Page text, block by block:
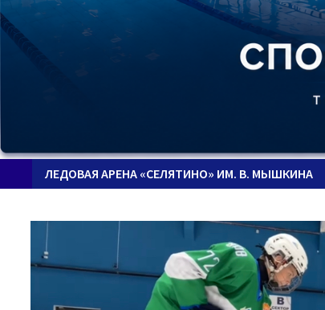
ЛЕДОВАЯ АРЕНА «СЕЛЯТИНО» ИМ. В. МЫШКИНА